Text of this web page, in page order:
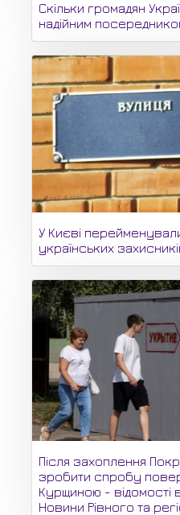
Скільки громадян
надійним
У Києві
українських
Після захоплення
зробити спробу
Курщиною - відомості
Новини Рівного та